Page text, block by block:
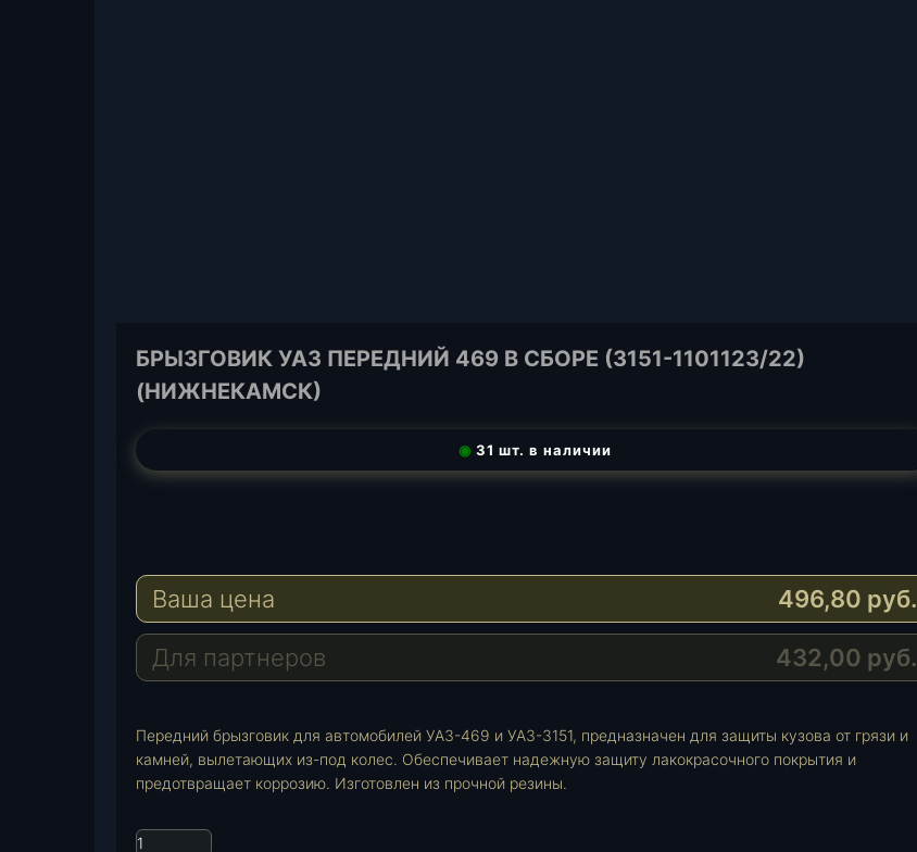
БРЫЗГОВИК УАЗ ПЕРЕДНИЙ 469 В СБОРЕ (3151-1101123/22)
(НИЖНЕКАМСК)
◉ 31 шт. в наличии
e
r
a
m
a
s
A
p
a
i
l
Ваша цена 496,80 руб.
Для партнеров 432,00 руб.
Передний брызговик для автомобилей УАЗ-469 и УАЗ-3151, предназначен для защиты кузова от грязи и
камней, вылетающих из-под колес. Обеспечивает надежную защиту лакокрасочного покрытия и
предотвращает коррозию. Изготовлен из прочной резины.
К